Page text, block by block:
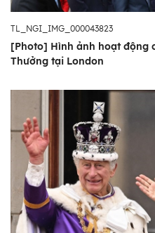
TL_NGI_IMG_000043823
[Photo] Hình ảnh hoạt động
Thưởng tại London